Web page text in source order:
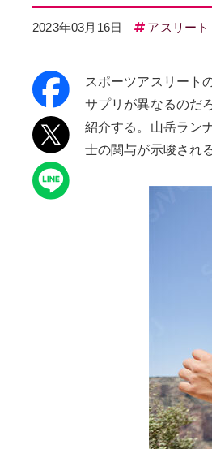
2023年03月16日 アスリート
スポーツアスリート
サプリが異なるのだ
紹介する。山岳ラン
士の関与が示唆され